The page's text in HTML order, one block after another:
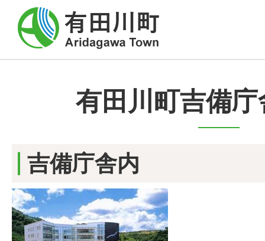
有田川町吉備
吉備庁舎内